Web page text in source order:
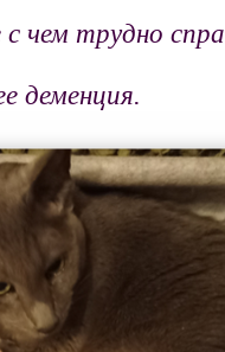
с чем трудно
деменция.